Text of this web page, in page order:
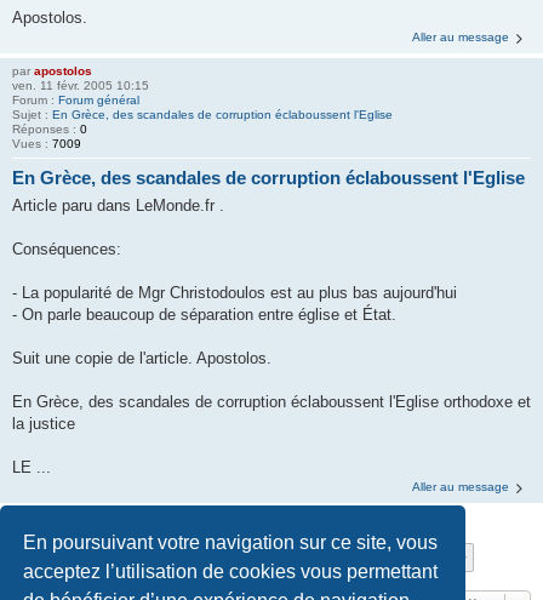
En poursuivant votre navigation sur ce site, vous
acceptez l’utilisation de cookies vous permettant
Apostolos.
Aller au message
par apostolos
ven. 11 févr. 2005 10:15
Forum : Forum général
Sujet : En Grèce, des scandales de corruption éclaboussent l'Eglise
Réponses : 0
Vues : 7009
En Grèce, des scandales de corruption éclaboussent l'Eglise
Article paru dans LeMonde.fr .
Conséquences:
- La popularité de Mgr Christodoulos est au plus bas aujourd'hui
- On parle beaucoup de séparation entre église et État.
Suit une copie de l'article. Apostolos.
En Grèce, des scandales de corruption éclaboussent l'Eglise orthodoxe et
la justice
LE ...
Aller au message
La recherche a retourné 80 résultats